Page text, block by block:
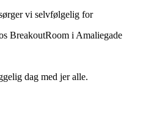
vi selvfølgelig for
BreakoutRoom i Amaliegade
dag med jer alle.